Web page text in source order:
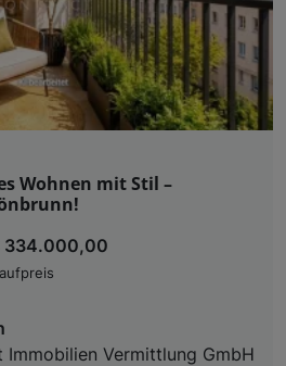
Wohnen mit Stil –
334.000,00
Immobilien Vermittlung GmbH